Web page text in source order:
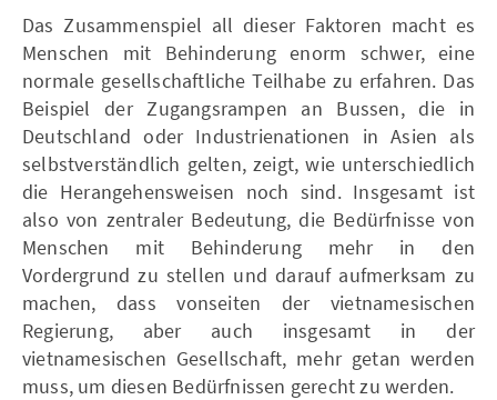
Das Zusammenspiel all dieser Faktoren macht es
Menschen mit Behinderung enorm schwer, eine
normale gesellschaftliche Teilhabe zu erfahren. Das
Beispiel der Zugangsrampen an Bussen, die in
Deutschland oder Industrienationen in Asien als
selbstverständlich gelten, zeigt, wie unterschiedlich
die Herangehensweisen noch sind. Insgesamt ist
also von zentraler Bedeutung, die Bedürfnisse von
Menschen mit Behinderung mehr in den
Vordergrund zu stellen und darauf aufmerksam zu
machen, dass vonseiten der vietnamesischen
Regierung, aber auch insgesamt in der
vietnamesischen Gesellschaft, mehr getan werden
muss, um diesen Bedürfnissen gerecht zu werden.